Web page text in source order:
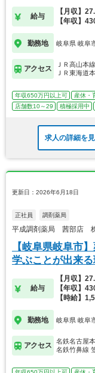
給与
【月収】
【年収】
勤務地 岐阜県 岐阜
アクセス
ＪＲ高山本
ＪＲ東海道
年収650万円以上可 産休・
店舗数10～29
積極採用中
求人の詳細を
更新日：2026年6月18日
正社員 調剤薬局
平成調剤薬局 茜部店 株
【岐阜県岐阜市
学ぶことが出来る
給与
【月収】
【年収】
【時給】
勤務地 岐阜県 岐阜
アクセス
名鉄名古屋
名鉄竹鼻線